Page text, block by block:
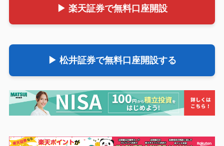
▶ 楽天証券で無料口座開設
▶ 松井証券で無料口座開設する